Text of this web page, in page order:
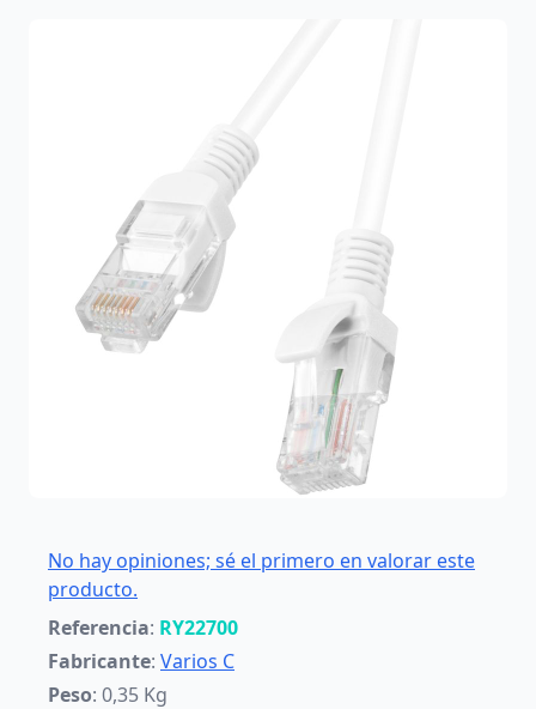
No hay opiniones; sé el primero en valorar este
producto.
Referencia: RY22700
Fabricante: Varios C
Peso: 0,35 Kg